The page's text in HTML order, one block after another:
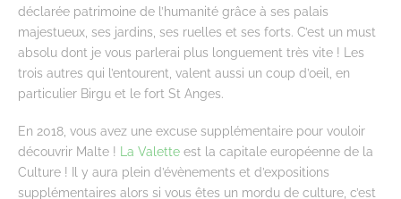
déclarée patrimoine de l’humanité grâce à ses palais
majestueux, ses jardins, ses ruelles et ses forts. C’est un must
absolu dont je vous parlerai plus longuement très vite ! Les
trois autres qui l’entourent, valent aussi un coup d’oeil, en
particulier Birgu et le fort St Anges.
En 2018, vous avez une excuse supplémentaire pour vouloir
découvrir Malte ! La Valette est la capitale européenne de la
Culture ! Il y aura plein d’évènements et d’expositions
supplémentaires alors si vous êtes un mordu de culture, c’est